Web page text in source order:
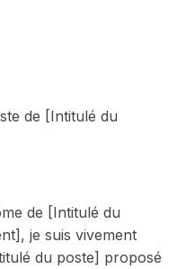
de [Intitulé du
de [Intitulé du
je suis vivement
du poste] proposé